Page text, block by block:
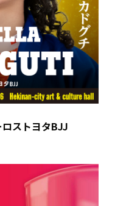
ストヨタBJJ